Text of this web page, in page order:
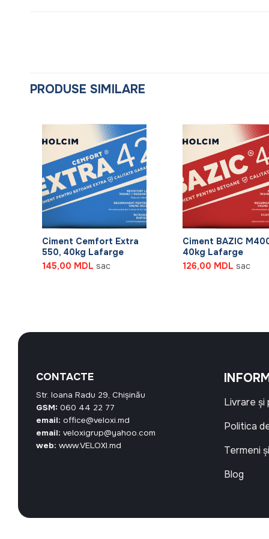
PRODUSE SIMILARE
Ciment Cemfort Extra
550, 40kg Lafarge
145,00 MDL sac
Ciment BAZIC
40kg Lafarge
126,00 MDL sac
CONTACTE
Str. Ioana Radu 29, Chișinău
GSM: 060 44 22 77
email: office@veloxi.md
email: veloxigrup@yahoo.com
web: www.VELOXI.md
Livrare și
Politica
Termeni
Blog